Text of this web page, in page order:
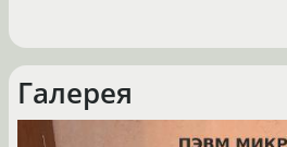
Галерея